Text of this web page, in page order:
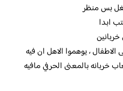
بس منظر
ابدا
الاطفال ، يوهموا الاهل ان فيه
خربانه بالمعنى الحرفي مافيه